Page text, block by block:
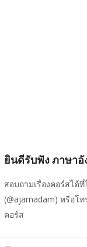
ยินดีรับฟัง ภาษาอั
สอบถามเรื่องคอร์สได้
(@ajarnadam) หรือโ
คอร์ส